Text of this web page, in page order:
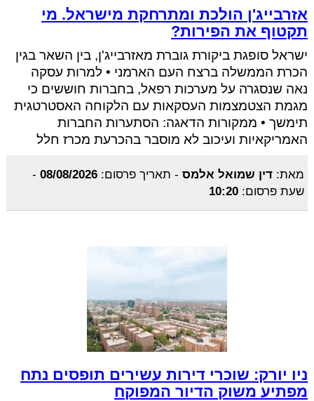
אזרבייג'ן הולכת ומתרחקת מישראל. מי
תקטוף את הפירות?
ישראל סופגת ביקורת גוברת מאזרבייג'ן, בין השאר בגין
הכרת הממשלה ברצח העם הארמני • למרות עסקה
נאה שנסגרה על מערכות רפאל, בחברות חוששים כי
מגמת הצטמצמות העסקאות עם הלקוחה האסטרטגית
תימשך • ממקורות הדאגה: הסתערות החברות
האמריקאיות ועיכוב לא מוסבר בהכרעת מכרז חלל
מאת: דין שמואל אלמס- תאריך פרסום: 08/08/2026
-
שעת פרסום: 10:20
ניו יורק: שוכרי דירות עשירים תופסים נתח
מפתיע משוק הדיור המפוקח